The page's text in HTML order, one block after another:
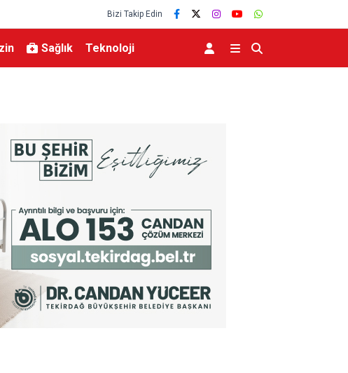
Bizi Takip Edin
Sağlık Teknoloji
NATO’nun 5. maddesiyle